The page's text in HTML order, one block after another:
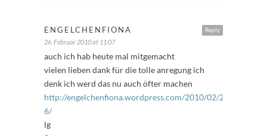
Reply
ENGELCHENFIONA
26. Februar 2010 at 11:07
auch ich hab heute mal mitgemacht
vielen lieben dank für die tolle anregung ich
denk ich werd das nu auch öfter machen
http://engelchenfiona.wordpress.com/2010/02/26/
6/
lg